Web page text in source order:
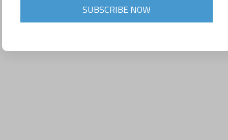
SUBSCRIBE NOW